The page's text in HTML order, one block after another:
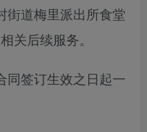
街道梅里派出所食堂
关后续服务。
同签订生效之日起一